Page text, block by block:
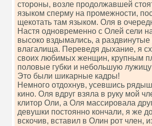
стороны, возле продолжавшей
языком сперму на промежности,
щекотать там языком. Оля в
Настя одновременно с Олей сели
высоко вздымались, а
влагалища. Переведя дыхание, я
своих любимых женщин, крупным
половые губки и небольшую
Это были шикарные кадры!
Немного отдохнув, усевшись
кино. Оля вдруг взяла в руку мой
клитор Оли, а Оля массировала
девушки постоянно кончали, я же
вскочив, вставил в Олин рот член,